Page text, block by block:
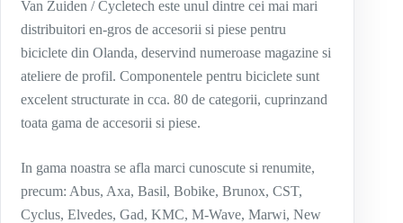
Van Zuiden / Cycletech este unul dintre cei mai mari
distribuitori en-gros de accesorii si piese pentru
biciclete din Olanda, deservind numeroase magazine si
ateliere de profil. Componentele pentru biciclete sunt
excelent structurate in cca. 80 de categorii, cuprinzand
toata gama de accesorii si piese.
In gama noastra se afla marci cunoscute si renumite,
precum: Abus, Axa, Basil, Bobike, Brunox, CST,
Cyclus, Elvedes, Gad, KMC, M-Wave, Marwi, New